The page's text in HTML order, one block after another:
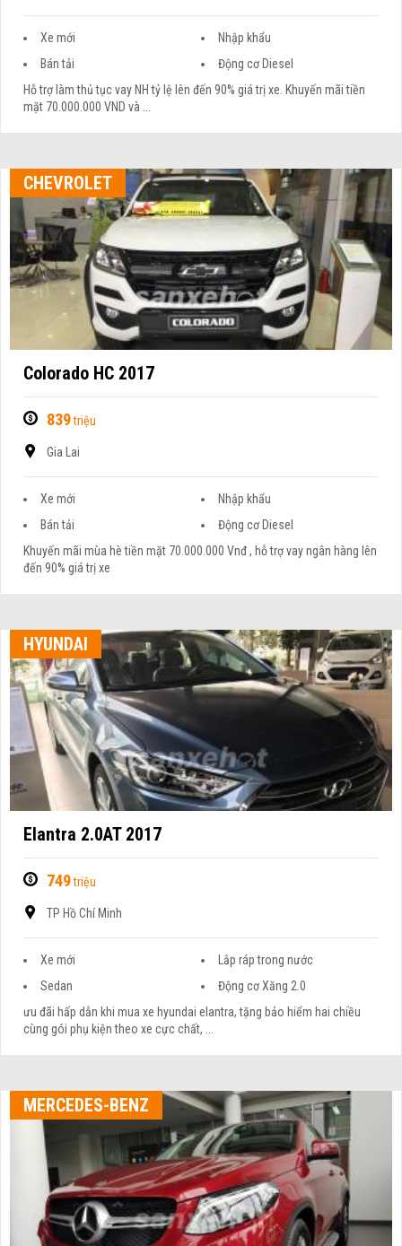
Xe mới
Nhập khẩu
Bán tải
Động cơ Diesel
Hỗ trợ làm thủ tục vay NH tỷ lệ lên đến 90% giá trị xe. Khuyến mãi tiền
mặt 70.000.000 VND và ...
CHEVROLET
Colorado HC 2017
839triệu
Gia Lai
Xe mới
Nhập khẩu
Bán tải
Động cơ Diesel
Khuyến mãi mùa hè tiền mặt 70.000.000 Vnđ , hỗ trợ vay ngân hàng lên
đến 90% giá trị xe
HYUNDAI
Elantra 2.0AT 2017
749triệu
TP Hồ Chí Minh
Xe mới
Lắp ráp trong nước
Sedan
Động cơ Xăng 2.0
ưu đãi hấp dẫn khi mua xe hyundai elantra, tặng bảo hiểm hai chiều
cùng gói phụ kiện theo xe cực chất, ...
MERCEDES-BENZ